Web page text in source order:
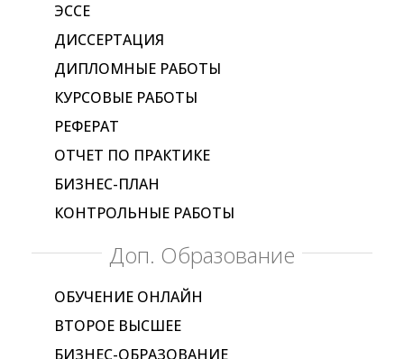
ЭССЕ
ДИССЕРТАЦИЯ
ДИПЛОМНЫЕ РАБОТЫ
КУРСОВЫЕ РАБОТЫ
РЕФЕРАТ
ОТЧЕТ ПО ПРАКТИКЕ
БИЗНЕС-ПЛАН
КОНТРОЛЬНЫЕ РАБОТЫ
Доп. Образование
ОБУЧЕНИЕ ОНЛАЙН
ВТОРОЕ ВЫСШЕЕ
БИЗНЕС-ОБРАЗОВАНИЕ